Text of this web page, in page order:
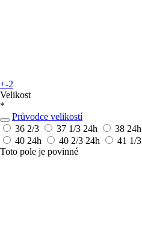
+-2
Velikost
*
Průvodce velikostí
36 2/3
37 1/3 24h 38 24h
40 24h 40 2/3 24h 41 1/3
Toto pole je povinné